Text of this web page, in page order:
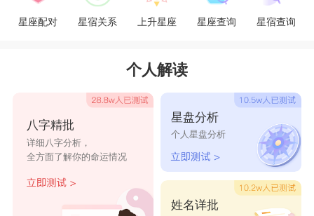
星座配对 星宿关系 上升星座 星座查询 星宿查询
个人解读
八字精批
详细八字分析，
全方面了解你的命运情况
星盘分析
个人星盘分析
姓名详批